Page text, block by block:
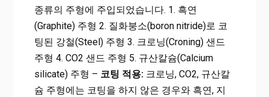
종류의 주형에 주입되었습니다. 1. 흑연
(Graphite) 주형 2. 질화붕소(boron nitride)로 코
팅된 강철(Steel) 주형 3. 크로닝(Croning) 샌드
주형 4. CO2 샌드 주형 5. 규산칼슘(Calcium
silicate) 주형 – 코팅 적용:크로닝, CO2, 규산칼
슘 주형에는 코팅을 하지 않은 경우와 흑연, 지